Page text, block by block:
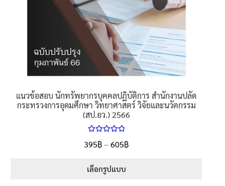
แนวข้อสอบ นักทรัพยากรบุคคลปฏิบัติการ สำนักงานปลัด
กระทรวงการอุดมศึกษา วิทยาศาสตร์ วิจัยและนวัตกรรม
(สป.อว.) 2566
5.00
ตั้งแต่
395฿– 605฿
เลือกรูปแบบ